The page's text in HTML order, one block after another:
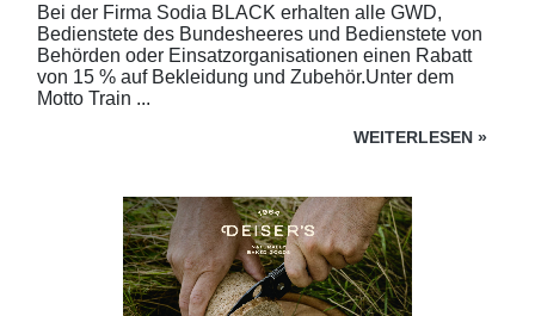
Bei der Firma Sodia BLACK erhalten alle GWD,
Bedienstete des Bundesheeres und Bedienstete von
Behörden oder Einsatzorganisationen einen Rabatt
von 15 % auf Bekleidung und Zubehör.Unter dem
Motto Train ...
WEITERLESEN »